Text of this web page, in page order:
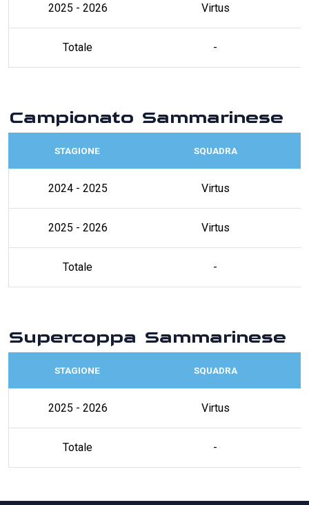
2025 - 2026 Virtus
Totale -
Campionato Sammarinese
STAGIONE SQUADRA
2024 - 2025 Virtus
2025 - 2026 Virtus
Totale -
Supercoppa Sammarinese
STAGIONE SQUADRA
2025 - 2026 Virtus
Totale -